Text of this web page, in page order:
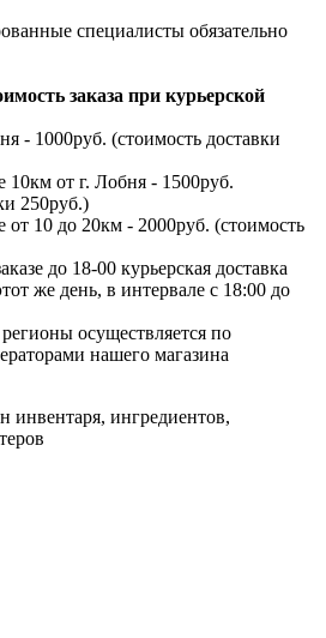
специалисты обязательно
заказа при курьерской
- 1000руб. (стоимость доставки
10км от г. Лобня - 1500руб.
250руб.)
от 10 до 20км - 2000руб. (стоимость
до 18-00 курьерская доставка
же день, в интервале с 18:00 до
осуществляется по
нашего магазина
инвентаря, ингредиентов,